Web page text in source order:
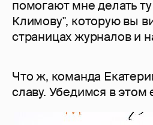
помогают мне делать
Климову", которую вы
страницах журналов и
Что ж, команда
славу. Убедимся в этом